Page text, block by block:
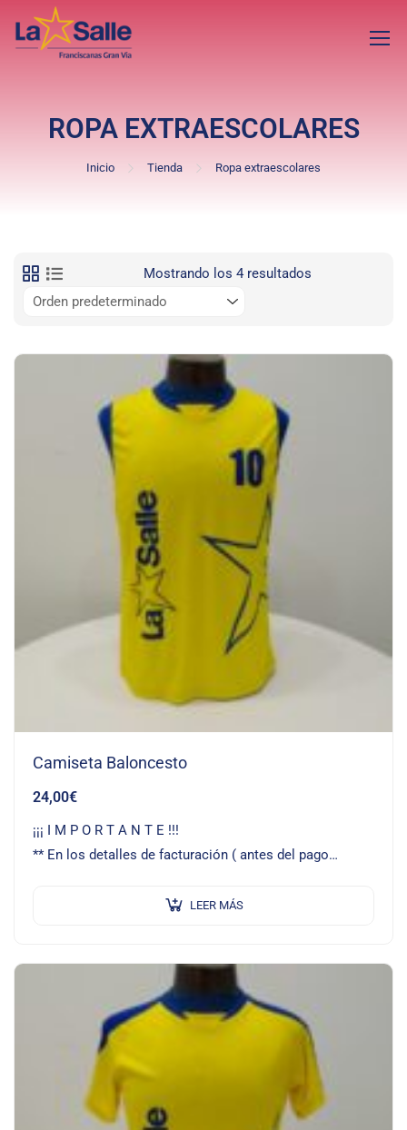
ROPA EXTRAESCOLARES
Inicio Tienda Ropa extraescolares
Mostrando los 4 resultados
Camiseta Baloncesto
24,00€
¡¡¡ I M P O R T A N T E !!!
** En los detalles de facturación ( antes del pago…
LEER MÁS